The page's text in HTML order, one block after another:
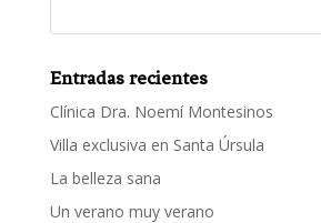
Entradas recientes
Clínica Dra. Noemí Montesinos
Villa exclusiva en Santa Úrsula
La belleza sana
Un verano muy verano